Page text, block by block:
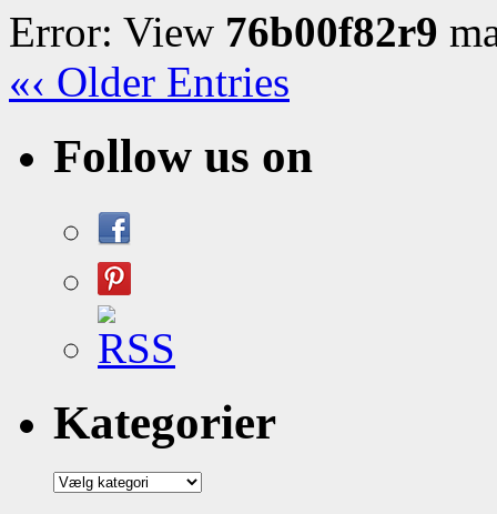
Error: View 76b00f82r9
«‹ Older Entries
Follow us on
Kategorier
Kategorier